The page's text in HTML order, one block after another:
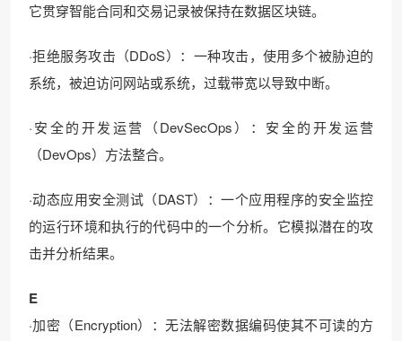
它贯穿智能合同和交易记录被保持在数据区块链。
·拒绝服务攻击（DDoS）：一种攻击，使用多个被胁迫的
系统，被迫访问网站或系统，过载带宽以导致中断。
·安全的开发运营（DevSecOps）：安全的开发运营
（DevOps）方法整合。
·动态应用安全测试（DAST）：一个应用程序的安全监控
的运行环境和执行的代码中的一个分析。它模拟潜在的攻
击并分析结果。
E
·加密（Encryption）：无法解密数据编码使其不可读的方